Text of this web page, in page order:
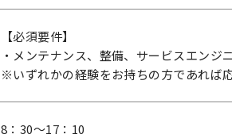
【必須要件】
・メンテナンス、整備、サービスエンジ
※いずれかの経験をお持ちの方であれば
8：30～17：10